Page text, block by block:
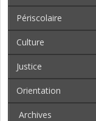
Périscolaire
Culture
Justice
Orientation
Archives